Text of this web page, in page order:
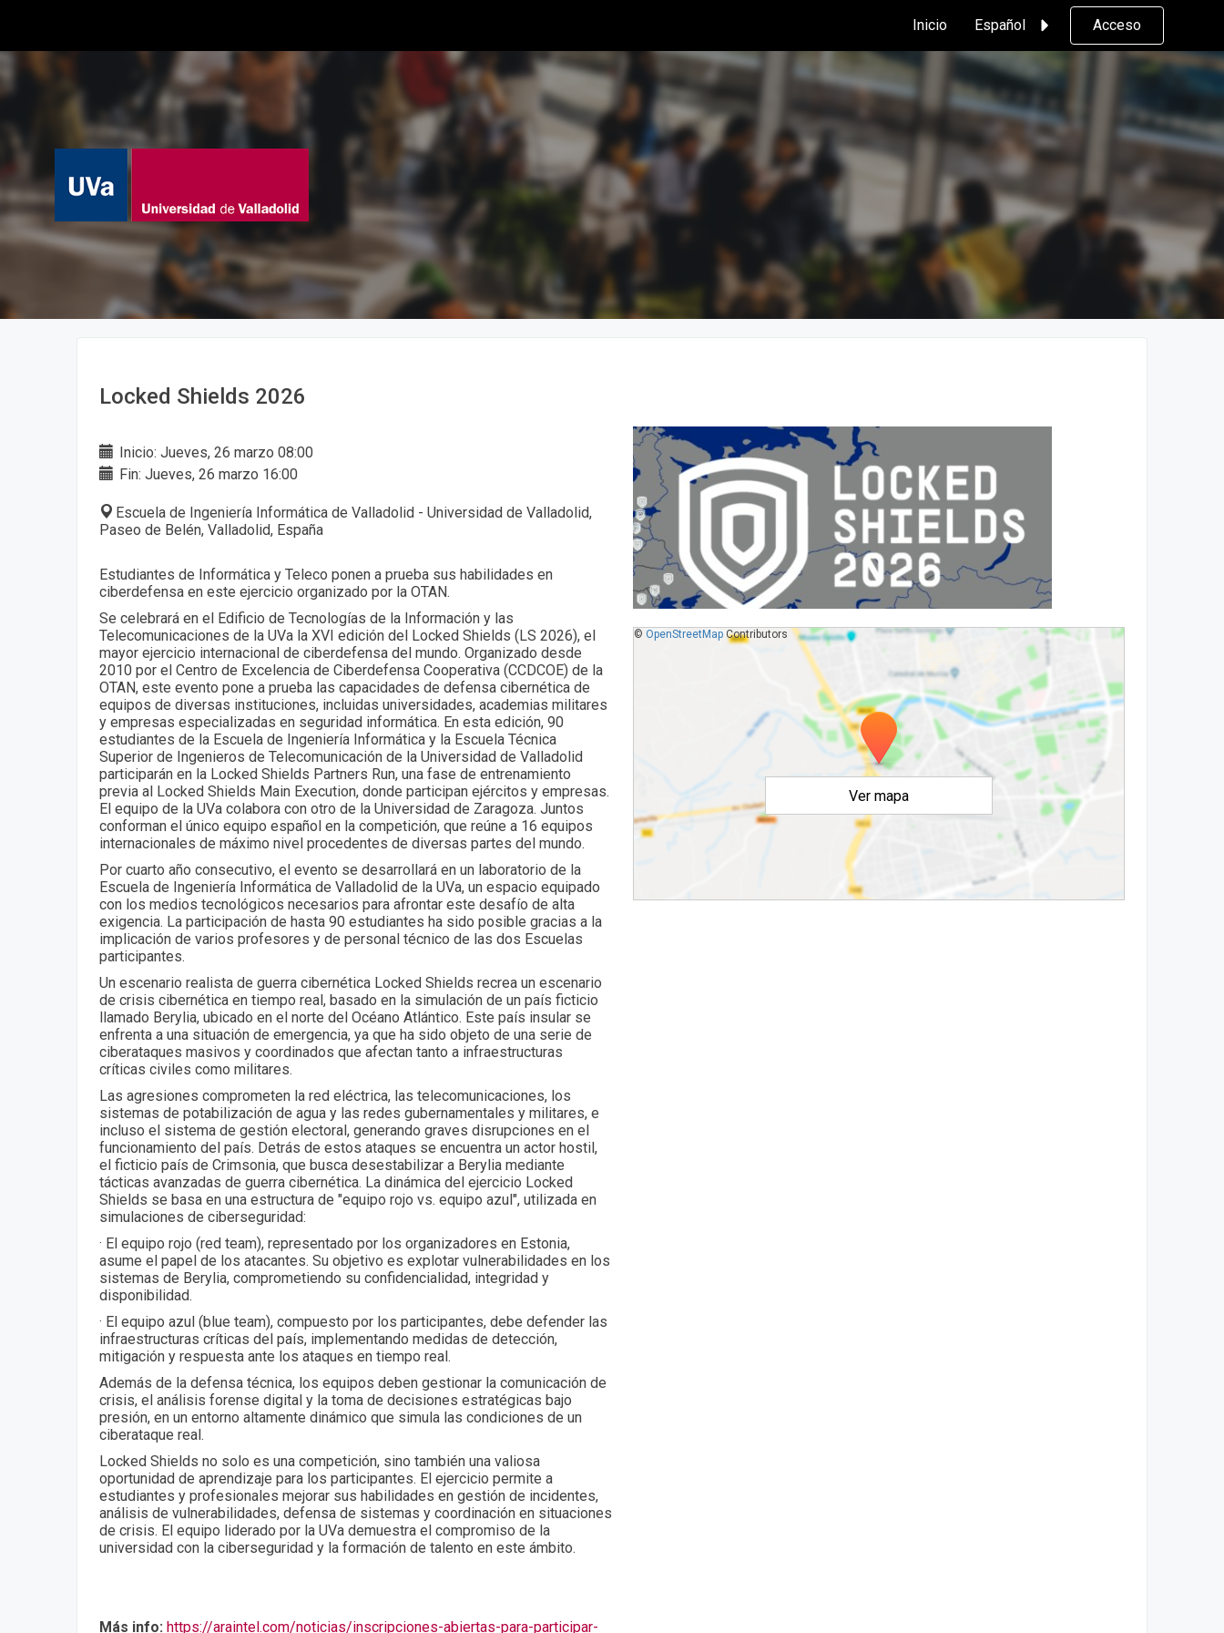
Inicio Español Acceso
Locked Shields 2026
Inicio: Jueves, 26 marzo 08:00
Fin: Jueves, 26 marzo 16:00
Escuela de Ingeniería Informática de Valladolid - Universidad de Valladolid,
Paseo de Belén, Valladolid, España
Estudiantes de Informática y Teleco ponen a prueba sus habilidades en
ciberdefensa en este ejercicio organizado por la OTAN.
Se celebrará en el Edificio de Tecnologías de la Información y las
Telecomunicaciones de la UVa la XVI edición del Locked Shields (LS 2026), el
mayor ejercicio internacional de ciberdefensa del mundo. Organizado desde
2010 por el Centro de Excelencia de Ciberdefensa Cooperativa (CCDCOE) de la
OTAN, este evento pone a prueba las capacidades de defensa cibernética de
equipos de diversas instituciones, incluidas universidades, academias militares
y empresas especializadas en seguridad informática. En esta edición, 90
estudiantes de la Escuela de Ingeniería Informática y la Escuela Técnica
Superior de Ingenieros de Telecomunicación de la Universidad de Valladolid
participarán en la Locked Shields Partners Run, una fase de entrenamiento
previa al Locked Shields Main Execution, donde participan ejércitos y empresas.
El equipo de la UVa colabora con otro de la Universidad de Zaragoza. Juntos
conforman el único equipo español en la competición, que reúne a 16 equipos
internacionales de máximo nivel procedentes de diversas partes del mundo.
Por cuarto año consecutivo, el evento se desarrollará en un laboratorio de la
Escuela de Ingeniería Informática de Valladolid de la UVa, un espacio equipado
con los medios tecnológicos necesarios para afrontar este desafío de alta
exigencia. La participación de hasta 90 estudiantes ha sido posible gracias a la
implicación de varios profesores y de personal técnico de las dos Escuelas
participantes.
Un escenario realista de guerra cibernética Locked Shields recrea un escenario
de crisis cibernética en tiempo real, basado en la simulación de un país ficticio
llamado Berylia, ubicado en el norte del Océano Atlántico. Este país insular se
enfrenta a una situación de emergencia, ya que ha sido objeto de una serie de
ciberataques masivos y coordinados que afectan tanto a infraestructuras
críticas civiles como militares.
Las agresiones comprometen la red eléctrica, las telecomunicaciones, los
sistemas de potabilización de agua y las redes gubernamentales y militares, e
incluso el sistema de gestión electoral, generando graves disrupciones en el
funcionamiento del país. Detrás de estos ataques se encuentra un actor hostil,
el ficticio país de Crimsonia, que busca desestabilizar a Berylia mediante
tácticas avanzadas de guerra cibernética. La dinámica del ejercicio Locked
Shields se basa en una estructura de "equipo rojo vs. equipo azul", utilizada en
simulaciones de ciberseguridad:
· El equipo rojo (red team), representado por los organizadores en Estonia,
asume el papel de los atacantes. Su objetivo es explotar vulnerabilidades en los
sistemas de Berylia, comprometiendo su confidencialidad, integridad y
disponibilidad.
· El equipo azul (blue team), compuesto por los participantes, debe defender las
infraestructuras críticas del país, implementando medidas de detección,
mitigación y respuesta ante los ataques en tiempo real.
Además de la defensa técnica, los equipos deben gestionar la comunicación de
crisis, el análisis forense digital y la toma de decisiones estratégicas bajo
presión, en un entorno altamente dinámico que simula las condiciones de un
ciberataque real.
Locked Shields no solo es una competición, sino también una valiosa
oportunidad de aprendizaje para los participantes. El ejercicio permite a
estudiantes y profesionales mejorar sus habilidades en gestión de incidentes,
análisis de vulnerabilidades, defensa de sistemas y coordinación en situaciones
de crisis. El equipo liderado por la UVa demuestra el compromiso de la
universidad con la ciberseguridad y la formación de talento en este ámbito.
Más info: https://araintel.com/noticias/inscripciones-abiertas-para-participar-
Ver mapa
© OpenStreetMapContributors